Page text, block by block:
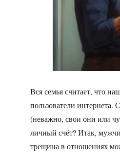
Вся семья считает, что
пользователи интернета.
(неважно, свои они или
личный счёт? Итак,
трещина в отношениях